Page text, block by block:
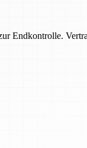
Endkontrolle.